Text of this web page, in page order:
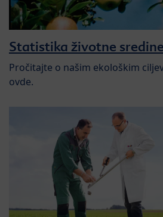
Statistika životne sredine
Pročitajte o našim ekološkim
ovde.